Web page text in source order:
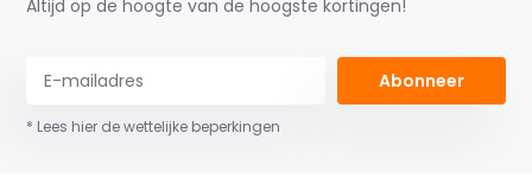
Altijd op de hoogte van de hoogste kortingen!
Abonneer
* Lees hier de wettelijke beperkingen